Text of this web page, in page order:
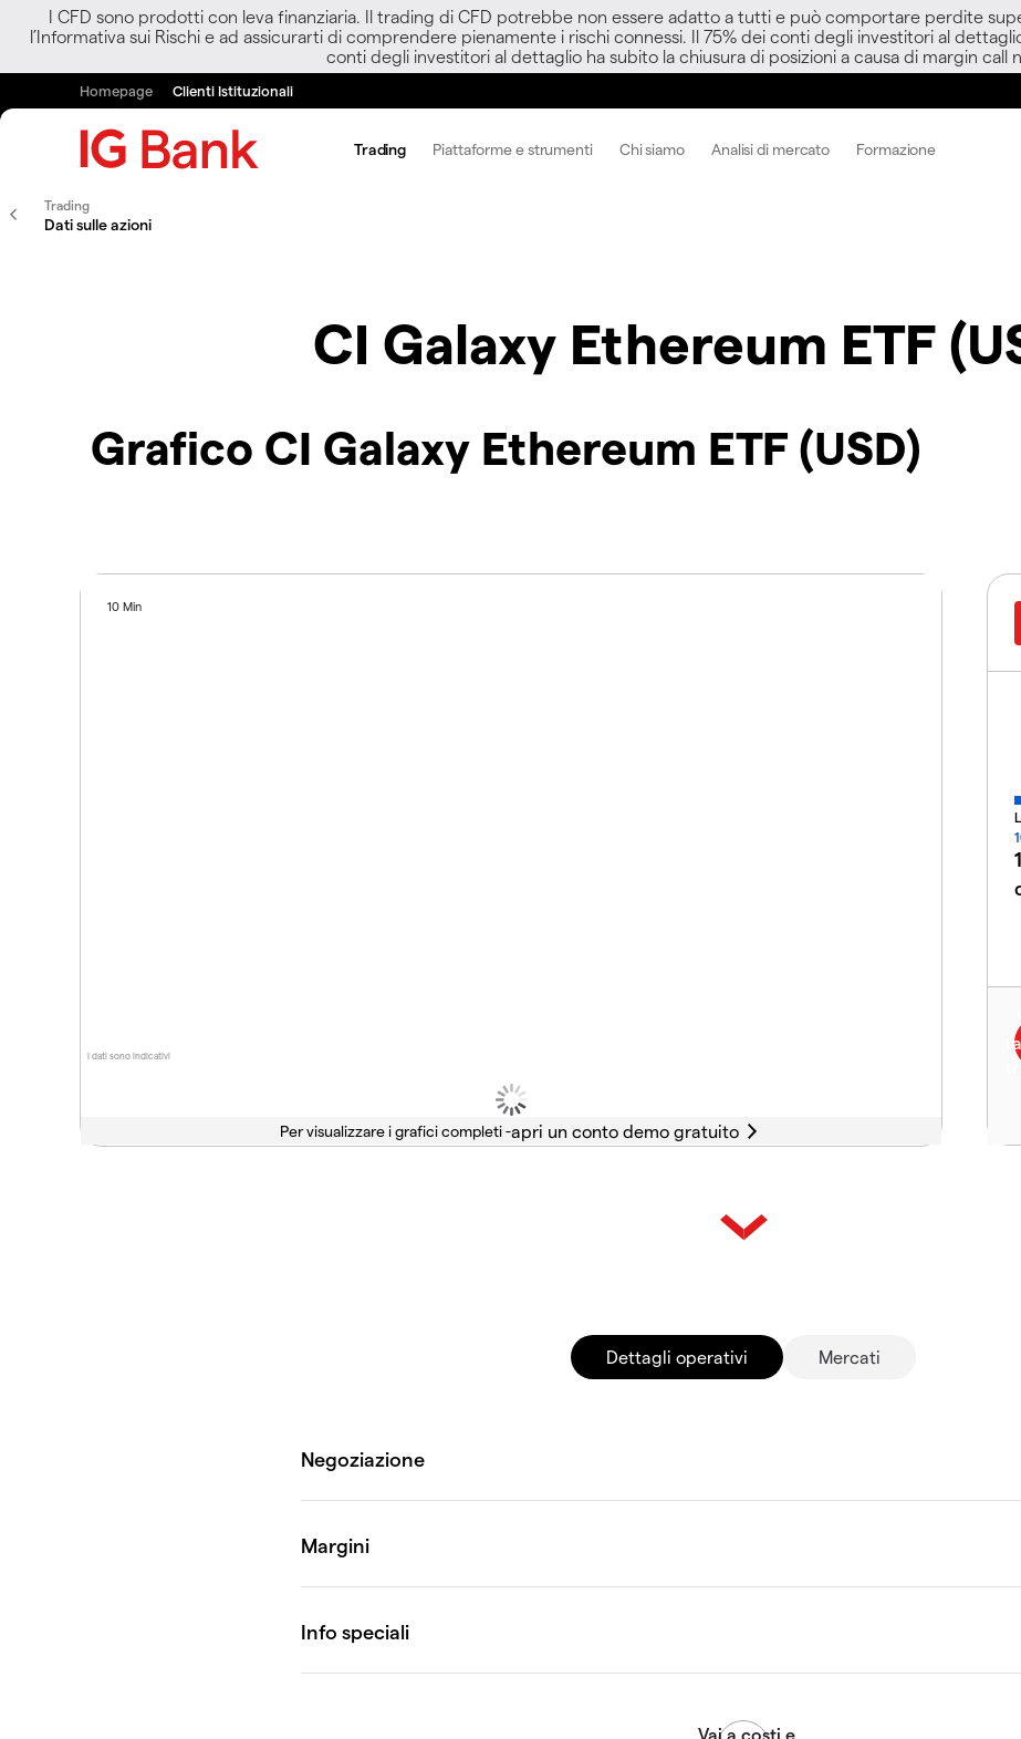
I CFD sono prodotti con leva finanziaria. Il trading di CFD potrebbe non essere adatto a tutti e può comportare perdite
l’Informativa sui Rischi e ad assicurarti di comprendere pienamente i rischi connessi. Il 75% dei conti degli investitori al
conti degli investitori al dettaglio ha subito la chiusura di posizioni a causa di margin call
Homepage Clienti Istituzionali
Trading Piattaforme e strumenti Chi siamo Analisi di mercato Formazione
Trading
Dati sulle azioni
CI Galaxy Ethereum ETF
Grafico CI Galaxy Ethereum ETF (USD)
I dati sono indicativi
10 Min
Per visualizzare i grafici completi -
Dettagli operativi Mercati